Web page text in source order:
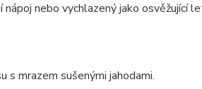
nebo vychlazený jako osvěžující
mrazem sušenými jahodami.